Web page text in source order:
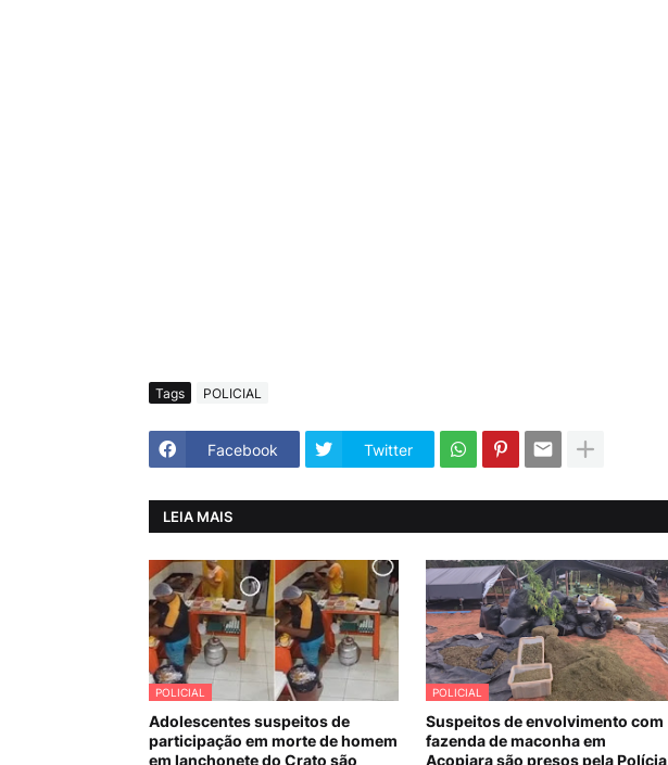
Tags POLICIAL
Facebook Twitter
LEIA MAIS
POLICIAL
Adolescentes suspeitos de
participação em morte de homem
em lanchonete do Crato são
POLICIAL
Suspeitos de envolvimento com
fazenda de maconha em
Acopiara são presos pela Polícia